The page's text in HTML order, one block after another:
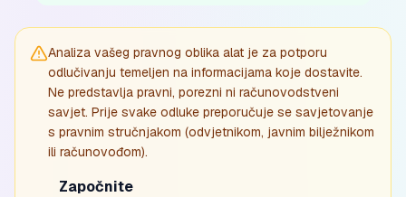
Analiza vašeg pravnog oblika alat je za potporu
odlučivanju temeljen na informacijama koje dostavite.
Ne predstavlja pravni, porezni ni računovodstveni
savjet. Prije svake odluke preporučuje se savjetovanje
s pravnim stručnjakom (odvjetnikom, javnim bilježnikom
ili računovođom).
Započnite